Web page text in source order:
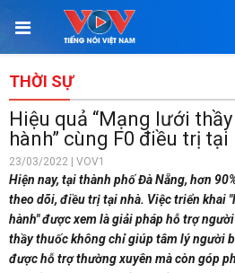
THỜI SỰ
Hiệu quả “Mạng lưới
hành” cùng F0 điều trị
23/03/2022 | VOV1
Hiện nay, tại thành phố Đà Nẵng, hơn
theo dõi, điều trị tại nhà. Việc triển khai
hành" được xem là giải pháp hỗ trợ
thầy thuốc không chỉ giúp tâm lý người
được hỗ trợ thường xuyên mà còn góp